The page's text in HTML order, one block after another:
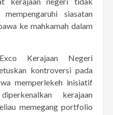
siasatan
ke mahkamah dalam
Kerajaan Negeri
kontroversi pada
memperlekeh inisiatif
kerajaan
memegang portfolio